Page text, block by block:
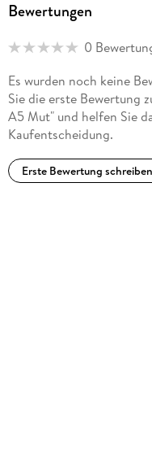
Bewertungen
0
Es wurden noch keine
Sie die erste Bewertung
A5 Mut" und helfen Sie
Kaufentscheidung.
Erste Bewertung schreiben